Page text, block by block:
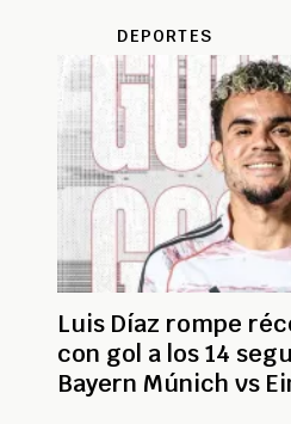
DEPORTES
Luis Díaz rompe
con gol a los 14
Bayern Múnich vs